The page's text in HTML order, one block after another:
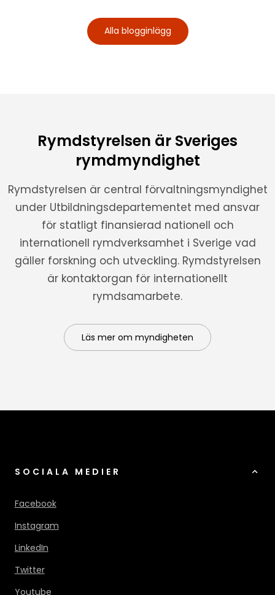
Alla blogginlägg
Rymdstyrelsen är Sveriges
rymdmyndighet
Rymdstyrelsen är central förvaltningsmyndighet
under Utbildningsdepartementet med ansvar
för statligt finansierad nationell och
internationell rymdverksamhet i Sverige vad
gäller forskning och utveckling. Rymdstyrelsen
är kontaktorgan för internationellt
rymdsamarbete.
Läs mer om myndigheten
SOCIALA MEDIER
Facebook
Instagram
LinkedIn
Twitter
Youtube